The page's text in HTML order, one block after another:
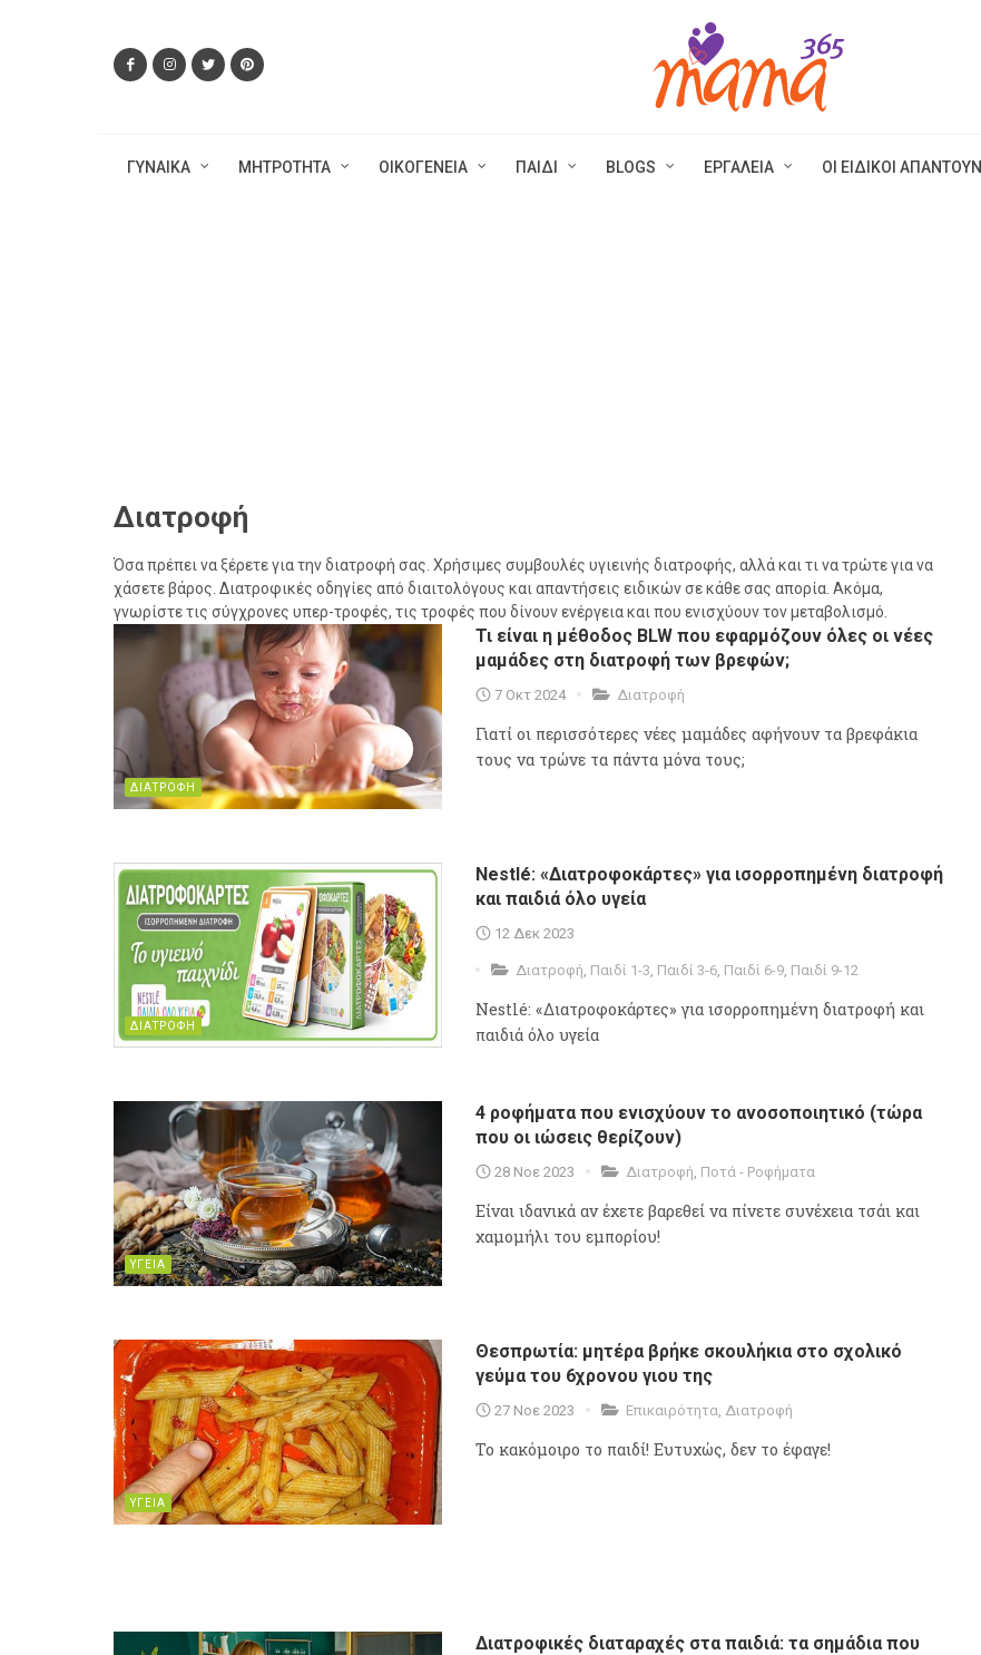
ΓΥΝΑΙΚΑ ΜΗΤΡΟΤΗΤΑ ΟΙΚΟΓΕΝΕΙΑ ΠΑΙΔΙ BLOGS ΕΡΓΑΛΕΙΑ ΟΙ ΕΙΔΙΚΟΙ ΑΠΑΝΤΟΥΝ
Διατροφή
Όσα πρέπει να ξέρετε για την διατροφή σας. Χρήσιμες συμβουλές υγιεινής διατροφής, αλλά και τι να τρώτε για να
χάσετε βάρος. Διατροφικές οδηγίες από διαιτολόγους και απαντήσεις ειδικών σε κάθε σας απορία. Ακόμα,
γνωρίστε τις σύγχρονες υπερ-τροφές, τις τροφές που δίνουν ενέργεια και που ενισχύουν τον μεταβολισμό.
ΔΙΑΤΡΟΦΗ
Τι είναι η μέθοδος BLW που εφαρμόζουν όλες οι νέες
μαμάδες στη διατροφή των βρεφών;
7 Οκτ 2024 Διατροφή
Γιατί οι περισσότερες νέες μαμάδες αφήνουν τα βρεφάκια
τους να τρώνε τα πάντα μόνα τους;
ΔΙΑΤΡΟΦΗ
Nestlé: «Διατροφοκάρτες» για ισορροπημένη διατροφή
και παιδιά όλο υγεία
12 Δεκ 2023
Διατροφή Παιδί 1-3 Παιδί 3-6 Παιδί 6-9 Παιδί 9-12
Nestlé: «Διατροφοκάρτες» για ισορροπημένη διατροφή και
παιδιά όλο υγεία
ΥΓΕΙΑ
4 ροφήματα που ενισχύουν το ανοσοποιητικό (τώρα
που οι ιώσεις θερίζουν)
28 Νοε 2023 Διατροφή Ποτά - Ροφήματα
Είναι ιδανικά αν έχετε βαρεθεί να πίνετε συνέχεια τσάι και
χαμομήλι του εμπορίου!
ΥΓΕΙΑ
Θεσπρωτία: μητέρα βρήκε σκουλήκια στο σχολικό
γεύμα του 6χρονου γιου της
27 Νοε 2023 Επικαιρότητα Διατροφή
To κακόμοιρο το παιδί! Ευτυχώς, δεν το έφαγε!
Διατροφικές διαταραχές στα παιδιά: τα σημάδια που